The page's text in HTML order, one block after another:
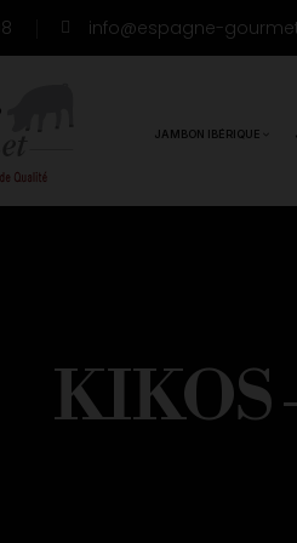
info@espagne-
JAMBON IBÉRIQUE
KIKOS